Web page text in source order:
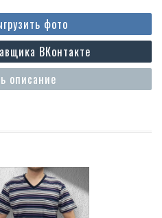
описание
ВКонтакте
фото